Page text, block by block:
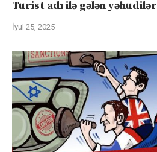
Turist adı ilə gələn yəhudilər
İyul 25, 2025